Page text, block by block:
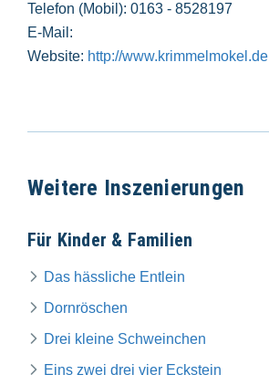
Telefon (Mobil): 0163 - 8528197
E-Mail:
Website: http://www.krimmelmokel.de
Weitere Inszenierungen
Für Kinder & Familien
Das hässliche Entlein
Dornröschen
Drei kleine Schweinchen
Eins zwei drei vier Eckstein